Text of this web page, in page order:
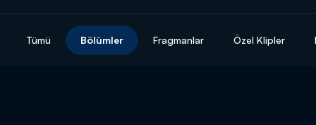
Tümü Bölümler Fragmanlar Özel Klipler